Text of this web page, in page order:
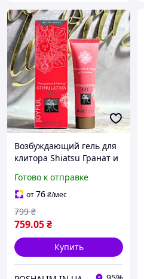
Возбуждающий гель для
клитора Shiatsu Гранат и
Готово к отправке
от76₴/мес
759.05₴
799 ₴
Купить